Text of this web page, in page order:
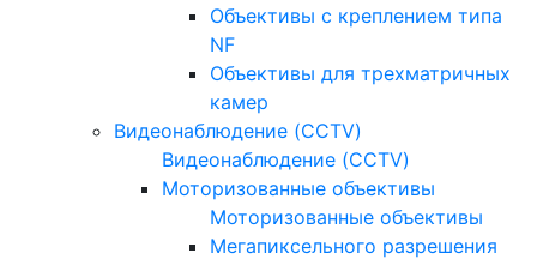
Объективы с креплением типа
NF
Объективы для трехматричных
камер
Видеонаблюдение (CCTV)
Видеонаблюдение (CCTV)
Моторизованные объективы
Моторизованные объективы
Мегапиксельного разрешения